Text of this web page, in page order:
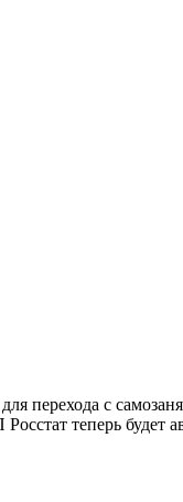
перехода с
теперь будет